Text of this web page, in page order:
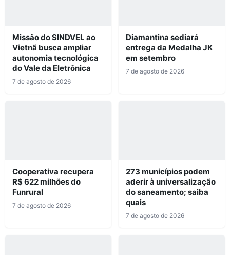
Missão do SINDVEL ao
Vietnã busca ampliar
autonomia tecnológica
do Vale da Eletrônica
7 de agosto de 2026
Diamantina sediará
entrega da Medalha JK
em setembro
7 de agosto de 2026
Cooperativa recupera
R$ 622 milhões do
Funrural
7 de agosto de 2026
273 municípios podem
aderir à universalização
do saneamento; saiba
quais
7 de agosto de 2026